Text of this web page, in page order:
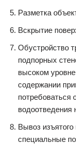
Разметка
Вскрытие
Обустройство
подпорных
высоком
содержании
потребоваться
водоотведения
Вывоз изъятого
специальные